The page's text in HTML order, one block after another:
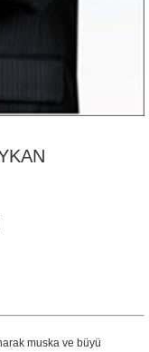
muska ve büyü